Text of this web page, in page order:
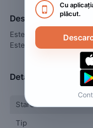
Descriere
Este o rochie care se
Este dintr un material
Detalii
Stare
Tip

Cu
plăcut.